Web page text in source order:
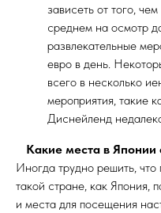
зависеть от того,
среднем на осмотр
развлекательные
евро в день.
всего в несколько
мероприятия, такие
Диснейленд
Какие места в Японии
Иногда трудно решить, что
такой стране, как Япония,
и места для посещения